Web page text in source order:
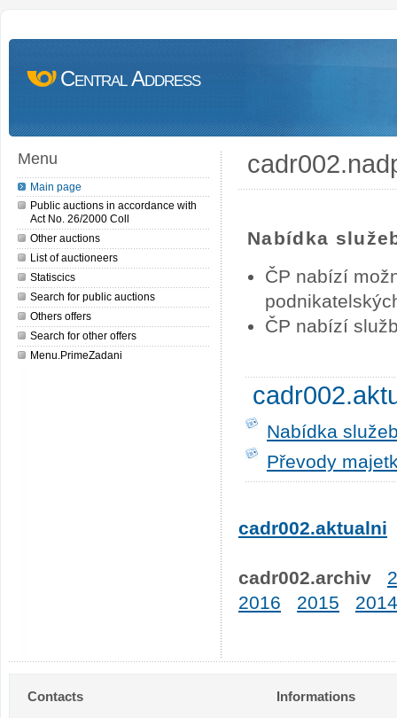
Central Address
Menu
Main page
Public auctions in accordance with
Act No. 26/2000 Coll
Other auctions
List of auctioneers
Statiscics
Search for public auctions
Others offers
Search for other offers
Menu.PrimeZadani
Nabídka
ČP nabízí
ČP nabízí
Nabídka
Převody
cadr002.aktualni
cadr002.archiv
2016
2015 2014
Contacts Informations